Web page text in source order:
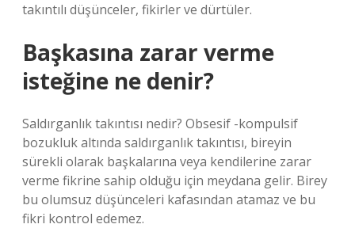
takıntılı düşünceler, fikirler ve dürtüler.
Başkasına zarar verme
isteğine ne denir?
Saldırganlık takıntısı nedir? Obsesif -kompulsif
bozukluk altında saldırganlık takıntısı, bireyin
sürekli olarak başkalarına veya kendilerine zarar
verme fikrine sahip olduğu için meydana gelir. Birey
bu olumsuz düşünceleri kafasından atamaz ve bu
fikri kontrol edemez.